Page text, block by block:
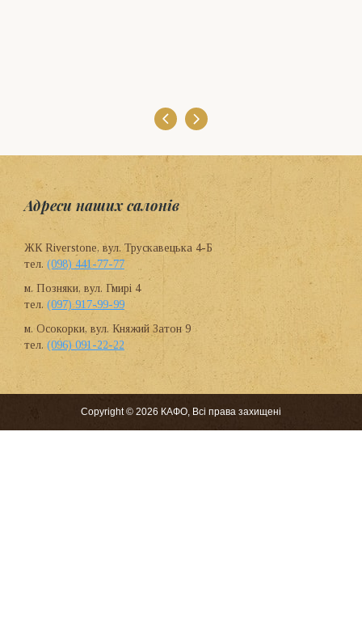
Адреси наших салонів
ЖК Riverstone, вул. Трускавецька 4-Б
тел. (098) 441-77-77
м. Позняки, вул. Гмирі 4
тел. (097) 917-99-99
м. Осокорки, вул. Княжий Затон 9
тел. (096) 091-22-22
Copyright © 2026 КАФО, Всі права захищені